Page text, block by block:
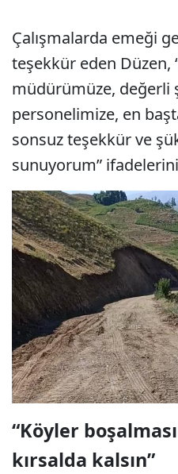
Çalışmalarda emeği
teşekkür eden Düzen,
müdürümüze, değerli
personelimize, en
sonsuz teşekkür ve
sunuyorum”
“Köyler
kırsalda kalsın”